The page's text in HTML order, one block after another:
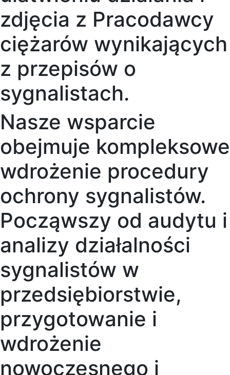
zdjęcia z Pracodawcy
ciężarów wynikających
z przepisów o
sygnalistach.
Nasze wsparcie
obejmuje kompleksowe
wdrożenie procedury
ochrony sygnalistów.
Począwszy od audytu i
analizy działalności
sygnalistów w
przedsiębiorstwie,
przygotowanie i
wdrożenie
nowoczesnego i